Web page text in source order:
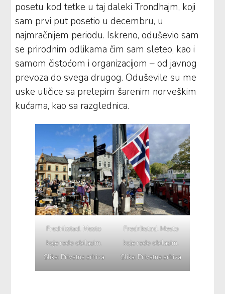
posetu kod tetke u taj daleki Trondhajm, koji
sam prvi put posetio u decembru, u
najmračnijem periodu. Iskreno, oduševio sam
se prirodnim odlikama čim sam sleteo, kao i
samom čistoćom i organizacijom – od javnog
prevoza do svega drugog. Oduševile su me
uske uličice sa prelepim šarenim norveškim
kućama, kao sa razglednica.
Fredrikstad. Mesto
koje rado obilazim.
Slika: Privatna arhiva
Fredrikstad. Mesto
koje rado obilazim.
Slika: Privatna arhiva